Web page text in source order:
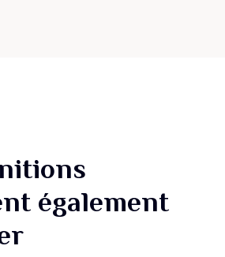
également